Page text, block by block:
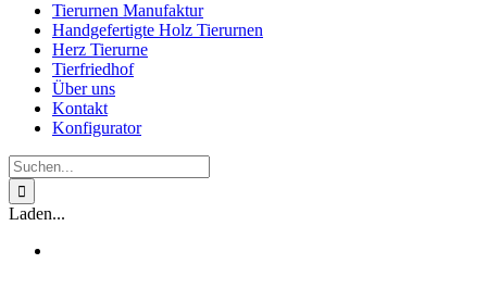
Tierurnen Manufaktur
Handgefertigte Holz Tierurnen
Herz Tierurne
Tierfriedhof
Über uns
Kontakt
Konfigurator
Suche
nach:
Laden...